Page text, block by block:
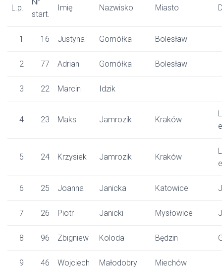
L.p.
start.
Imię Nazwisko Miasto
1 16 Justyna Gomółka Bolesław
2 77 Adrian Gomółka Bolesław
3 22 Marcin Idzik
4 23 Maks Jamrozik Kraków
5 24 Krzysiek Jamrozik Kraków
6 25 Joanna Janicka Katowice
7 26 Piotr Janicki Mysłowice
8 96 Zbigniew Koloda Będzin
9 46 Wojciech Małodobry Miechów